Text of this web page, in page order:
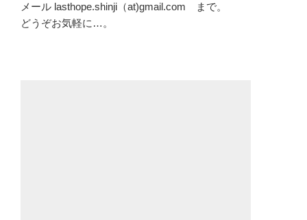
メール lasthope.shinji（at)gmail.com まで。
どうぞお気軽に…。